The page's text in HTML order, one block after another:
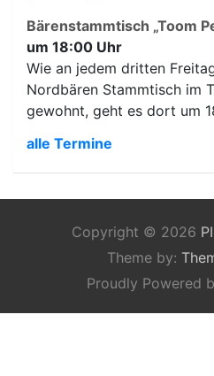
Bärenstammtisch „Toom
um 18:00 Uhr
Wie an jedem dritten
Nordbären Stammtisch im
gewohnt, geht es dort um
alle Termine
Copyright © 2026
Theme by:
Proudly Powered